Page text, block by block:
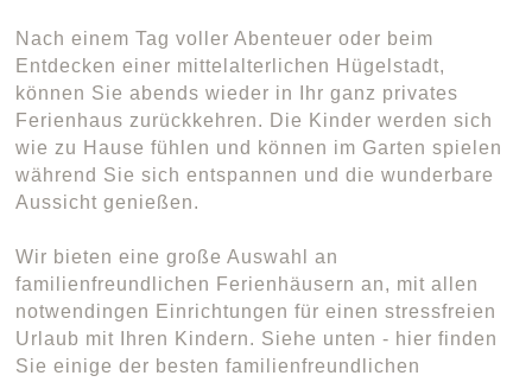
Nach einem Tag voller Abenteuer oder beim
Entdecken einer mittelalterlichen Hügelstadt,
können Sie abends wieder in Ihr ganz privates
Ferienhaus zurückkehren. Die Kinder werden sich
wie zu Hause fühlen und können im Garten spielen
während Sie sich entspannen und die wunderbare
Aussicht genießen.
Wir bieten eine große Auswahl an
familienfreundlichen Ferienhäusern an, mit allen
notwendingen Einrichtungen für einen stressfreien
Urlaub mit Ihren Kindern. Siehe unten - hier finden
Sie einige der besten familienfreundlichen